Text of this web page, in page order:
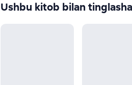
Ushbu kitob bilan